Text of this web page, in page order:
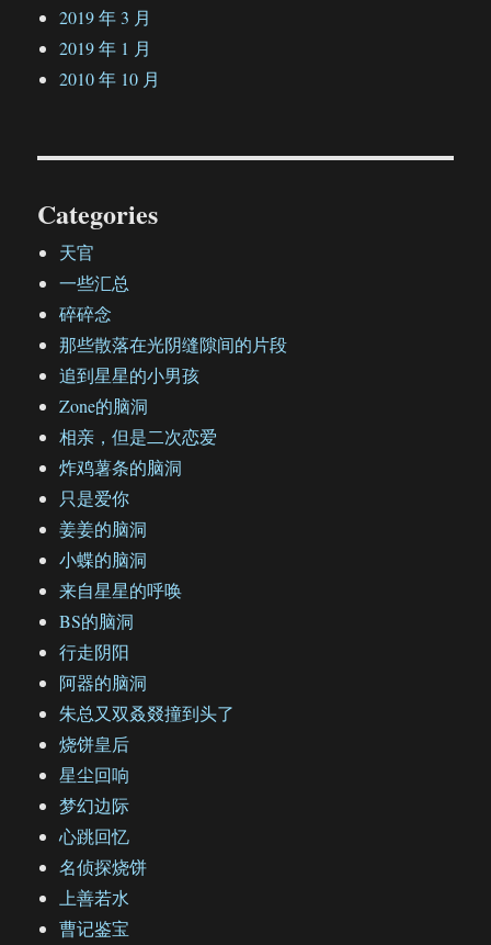
2019 年 3 月
2019 年 1 月
2010 年 10 月
Categories
天官
一些汇总
碎碎念
那些散落在光阴缝隙间的片段
追到星星的小男孩
Zone的脑洞
相亲，但是二次恋爱
炸鸡薯条的脑洞
只是爱你
姜姜的脑洞
小蝶的脑洞
来自星星的呼唤
BS的脑洞
行走阴阳
阿器的脑洞
朱总又双叒叕撞到头了
烧饼皇后
星尘回响
梦幻边际
心跳回忆
名侦探烧饼
上善若水
曹记鉴宝